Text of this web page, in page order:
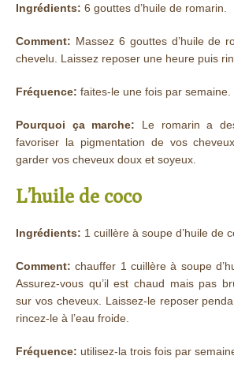
Ingrédients: 6 gouttes d’huile de romarin.
Comment: Massez 6 gouttes d’huile de
chevelu. Laissez reposer une heure puis
Fréquence: faites-le une fois par semaine.
Pourquoi ça marche: Le romarin a
favoriser la pigmentation de vos
garder vos cheveux doux et soyeux.
L’huile de coco
Ingrédients: 1 cuillère à soupe d’huile de
Comment: chauffer 1 cuillère à soupe
Assurez-vous qu’il est chaud mais pas
sur vos cheveux. Laissez-le reposer
rincez-le à l’eau froide.
Fréquence: utilisez-la trois fois par